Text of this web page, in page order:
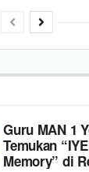
Guru MAN 1
Temukan
Memory” di